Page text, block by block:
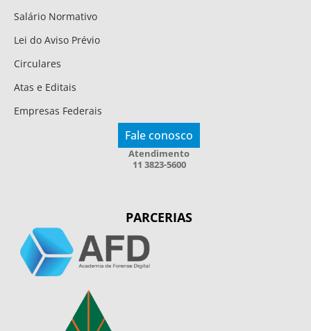
Salário Normativo
Lei do Aviso Prévio
Circulares
Atas e Editais
Empresas Federais
Fale conosco
Atendimento
11 3823-5600
PARCERIAS